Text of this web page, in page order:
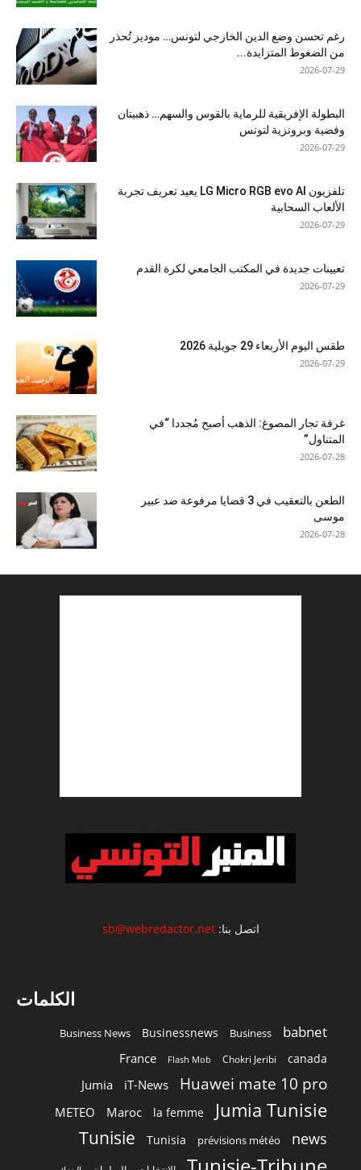
رغم تحسن وضع الدين الخارجي لتونس… موديز تُحذر
من الضغوط المتزايدة...
2026-07-29
البطولة الإفريقية للرماية بالقوس والسهم… ذهبيتان
وفضية وبرونزية لتونس
2026-07-29
تلفزيون LG Micro RGB evo AI يعيد تعريف تجربة
الألعاب السحابية
2026-07-29
تعيينات جديدة في المكتب الجامعي لكرة القدم
2026-07-29
طقس اليوم الأربعاء 29 جويلية 2026
2026-07-29
غرفة تجار المصوغ: الذهب أصبح مُجددا “في
المتناول”
2026-07-28
الطعن بالتعقيب في 3 قضايا مرفوعة ضد عبير
موسى
2026-07-28
اتصل بنا:sb@webredactor.net
الكلمات
babnet
Business
Businessnews
Business News
canada
Chokri Jeribi
Flash Mob
France
Huawei mate 10 pro
iT-News
Jumia
Jumia Tunisie
la femme
Maroc
METEO
news
prévisions météo
Tunisia
Tunisie